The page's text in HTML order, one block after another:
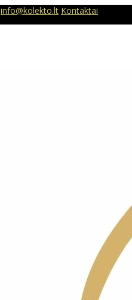
info@kolekto.lt Kontaktai